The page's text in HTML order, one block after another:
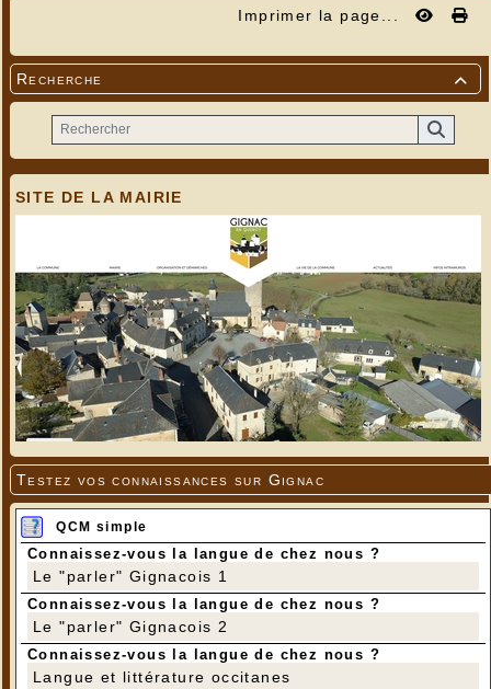
Imprimer la page...

Recherche
SITE DE LA MAIRIE
Testez vos connaissances sur Gignac
QCM simple
Connaissez-vous la langue de chez nous ?
Le "parler" Gignacois 1
Connaissez-vous la langue de chez nous ?
Le "parler" Gignacois 2
Connaissez-vous la langue de chez nous ?
Langue et littérature occitanes